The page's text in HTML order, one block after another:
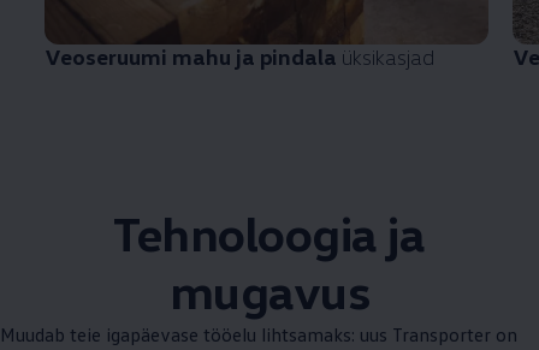
Veoseruumi mahu ja pindala üksikasjad
Tehnoloogia ja
mugavus
Muudab teie igapäevase tööelu lihtsamaks: uus Transporter on